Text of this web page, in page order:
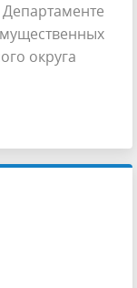
округа